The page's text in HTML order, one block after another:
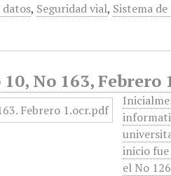
datos, Seguridad vial, Sistema de
No 163, Febrero
inicio fue
el No